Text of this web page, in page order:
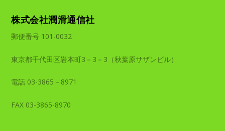
株式会社潤滑通信社
郵便番号 101-0032
東京都千代田区岩本町3－3－3（秋葉原サザンビル）
電話 03-3865－8971
FAX 03-3865-8970